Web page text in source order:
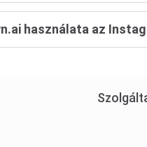
használata az